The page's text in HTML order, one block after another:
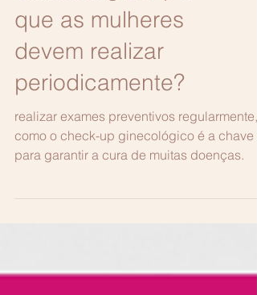
Ginecológico, por
que as mulheres
devem realizar
periodicamente?
realizar exames preventivos regularmente,
como o check-up ginecológico é a chave